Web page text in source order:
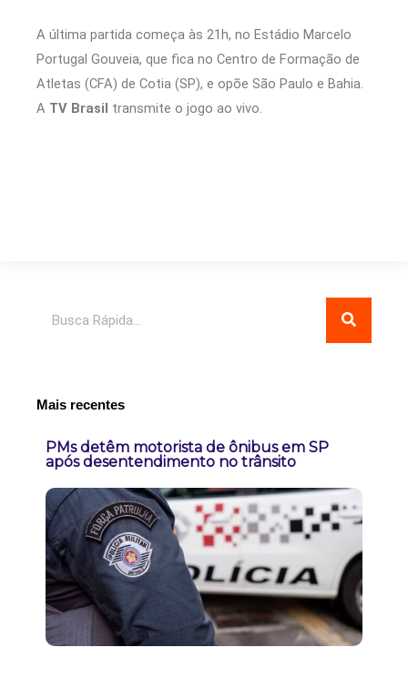
A última partida começa às 21h, no Estádio Marcelo
Portugal Gouveia, que fica no Centro de Formação de
Atletas (CFA) de Cotia (SP), e opõe São Paulo e Bahia.
A TV Brasil transmite o jogo ao vivo.
Mais recentes
PMs detêm motorista de ônibus em SP
após desentendimento no trânsito